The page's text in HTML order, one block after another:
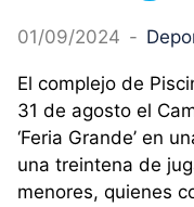
01/09/2024 -
El complejo de
31 de agosto el
‘Feria Grande’ en
una treintena de
menores, quienes